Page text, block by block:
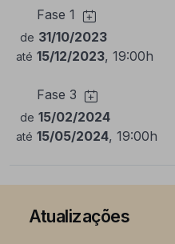
Fase 1
de 31/10/2023
até 15/12/2023, 19:00h
Fase 3
de 15/02/2024
até 15/05/2024, 19:00h
Atualizações